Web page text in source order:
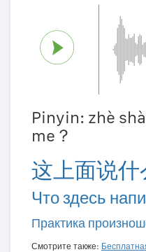
Pinyin: zhè
me？
这上面说什
Что здесь
Практика
Смотрите также: